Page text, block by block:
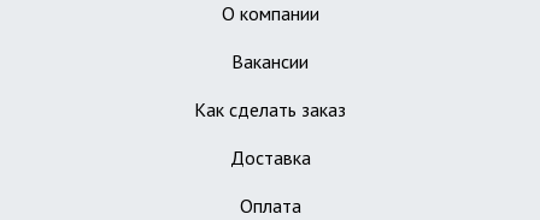
О компании
Вакансии
Как сделать заказ
Доставка
Оплата